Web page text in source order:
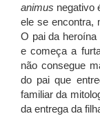
animus negativo
ele se encontra,
O pai da
e começa a
não consegue
do pai que
familiar da
da entrega da